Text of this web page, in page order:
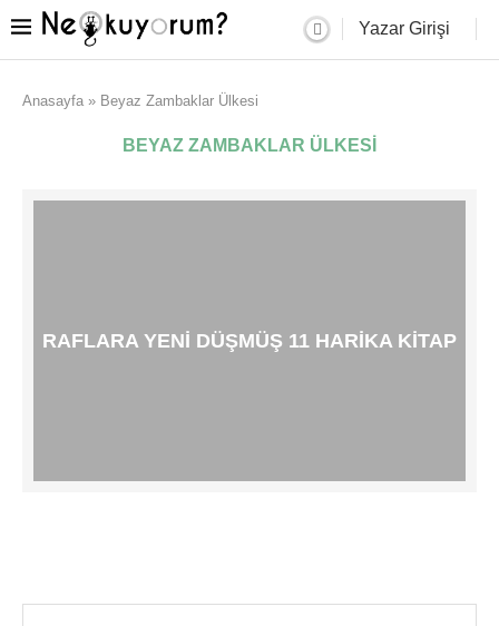
Yazar Girişi
Anasayfa » Beyaz Zambaklar Ülkesi
BEYAZ ZAMBAKLAR ÜLKESI
RAFLARA YENI DÜŞMÜŞ 11 HARIKA KITAP